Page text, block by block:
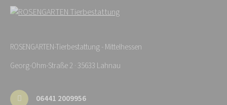
ROSENGARTEN-Tierbestattung - Mittelhessen
Georg-Ohm-Straße 2 · 35633 Lahnau
06441 2009956